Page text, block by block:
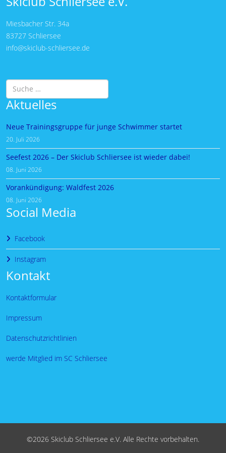
Miesbacher Str. 34a
83727 Schliersee
info@skiclub-schliersee.de
Suchen
Aktuelles
Neue Trainingsgruppe für junge Schwimmer startet
20. Juli 2026
Seefest 2026 – Der Skiclub Schliersee ist wieder dabei!
08. Juni 2026
Vorankündigung: Waldfest 2026
08. Juni 2026
Social Media
Facebook
Instagram
Kontakt
Kontaktformular
Impressum
Datenschutzrichtlinien
werde Mitglied im SC Schliersee
©2026 Skiclub Schliersee e.V. Alle Rechte vorbehalten.